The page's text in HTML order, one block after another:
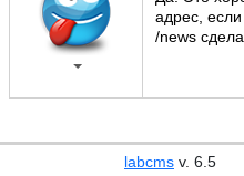
адрес,
/news
labcms v. 6.5